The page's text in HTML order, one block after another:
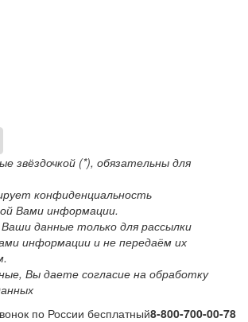
звёздочкой (*), обязательны для
конфиденциальность
Вами информации.
данные только для рассылки
информации и не передаём их
Вы даете согласие на обработку
по России бесплатный8-800-700-00-78